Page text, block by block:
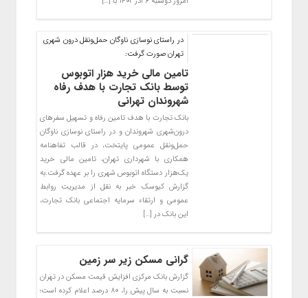
در راستای نوسازی ناوگان حمل‌ونقل درون شهری
تهران صورت گرفت:
تامین مالی خرید هزار اتوبوس
توسط بانک تجارت با هدف رفاه
شهروندان تهرانی
بانک تجارت با هدف تامین رفاه و تسهیل سفرهای
درون‌شهری شهروندان و در راستای نوسازی ناوگان
حمل‌ونقل عمومی پایتخت، در قالب تفاهنامه
همکاری با شهرداری تهران، تامین مالی خرید
یک‌هزار دستگاه اتوبوس شهری را بر عهده گرفت.به
گزارش کیوسک خبر به نقل از مدیریت روابط
عمومی و ارتقاء سرمایه اجتماعی بانک تجارت،
این بانک در […]
گرانی مسکن زیر سر زمین
گزارش بانک مرکزی افزایش قیمت مسکن در تهران
نسبت به سال پیش را، ۸۰ درصد اعلام کرده است؛